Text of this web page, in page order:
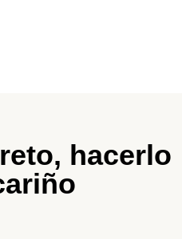
hacerlo